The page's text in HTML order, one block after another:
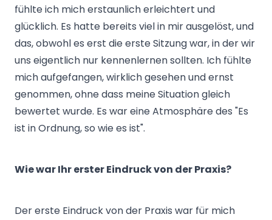
fühlte ich mich erstaunlich erleichtert und
glücklich. Es hatte bereits viel in mir ausgelöst, und
das, obwohl es erst die erste Sitzung war, in der wir
uns eigentlich nur kennenlernen sollten. Ich fühlte
mich aufgefangen, wirklich gesehen und ernst
genommen, ohne dass meine Situation gleich
bewertet wurde. Es war eine Atmosphäre des "Es
ist in Ordnung, so wie es ist".
Wie war Ihr erster Eindruck von der Praxis?
Der erste Eindruck von der Praxis war für mich